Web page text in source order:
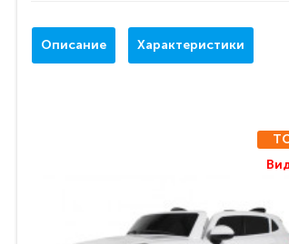
Описание Характеристики